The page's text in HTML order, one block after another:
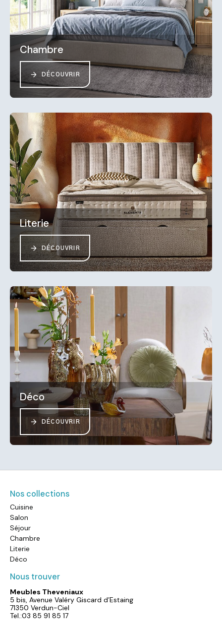
Chambre
DÉCOUVRIR
Literie
DÉCOUVRIR
Déco
DÉCOUVRIR
Nos collections
Cuisine
Salon
Séjour
Chambre
Literie
Déco
Nous trouver
Meubles Theveniaux
5 bis, Avenue Valéry Giscard d’Estaing
71350 Verdun-Ciel
Tel.:03 85 91 85 17